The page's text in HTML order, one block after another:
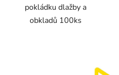
pokládku dlažby a
obkladů 100ks